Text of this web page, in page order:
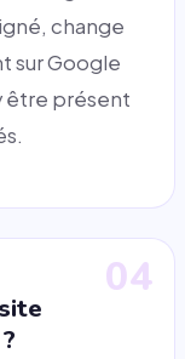
change
sur Google
être présent
04